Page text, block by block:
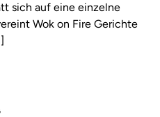
sich auf eine einzelne
Wok on Fire Gerichte